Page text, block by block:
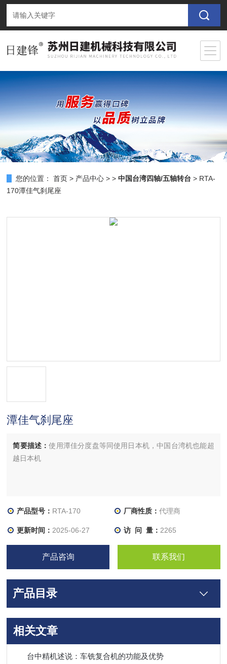
您的位置： 首页 > 产品中心 > >中国台湾四轴/五轴转台 > RTA-
170潭佳气刹尾座
潭佳气刹尾座
简要描述：使用潭佳分度盘等同使用日本机，中国台湾机也能超
越日本机
产品型号： RTA-170 厂商性质： 代理商
更新时间： 2025-06-27 访 问 量： 2265
产品咨询 联系我们
产品目录
相关文章
台中精机述说：车铣复合机的功能及优势